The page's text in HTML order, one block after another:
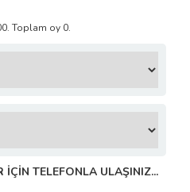
Toplam oy 0.
İÇİN TELEFONLA ULAŞINIZ...